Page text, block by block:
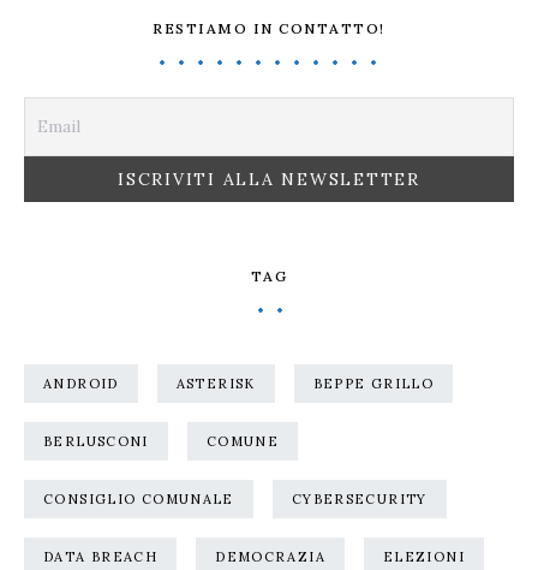
RESTIAMO IN CONTATTO!
TAG
ANDROID ASTERISK BEPPE GRILLO
BERLUSCONI COMUNE
CONSIGLIO COMUNALE CYBERSECURITY
DATA BREACH DEMOCRAZIA ELEZIONI